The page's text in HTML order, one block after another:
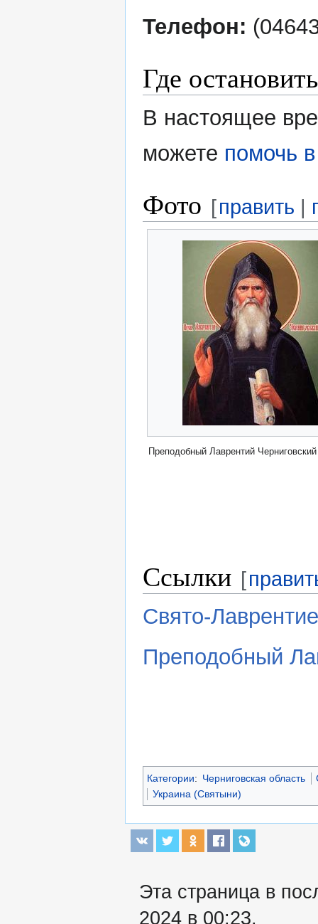
Телефон:
Где
В настоящее
можете помочь
Фото [править
Преподобный Лаврентий Черниговский
Ссылки [
Свято-
Преподобный
Категории: Черниговская область
Украина (Святыни)
Эта страница в
2024 в 00:23.